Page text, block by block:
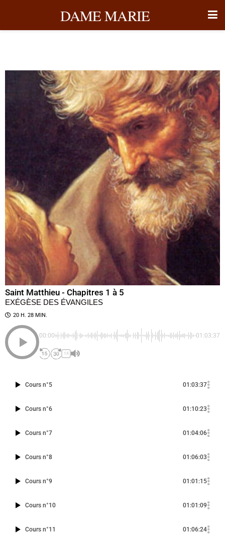
DAME MARIE
Saint Matthieu - Chapitres 1 à 5
EXÉGÈSE DES ÉVANGILES
20 H. 28 MIN.
00:00 -01:03:37
1X
Cours n°5 01:03:37
Cours n°6 01:10:23
Cours n°7 01:04:06
Cours n°8 01:06:03
Cours n°9 01:01:15
Cours n°10 01:01:09
Cours n°11 01:06:24